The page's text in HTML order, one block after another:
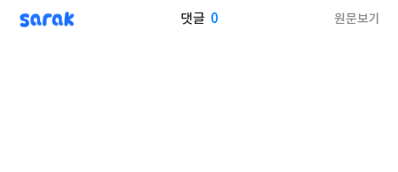
sarak 댓글 0 원문보기